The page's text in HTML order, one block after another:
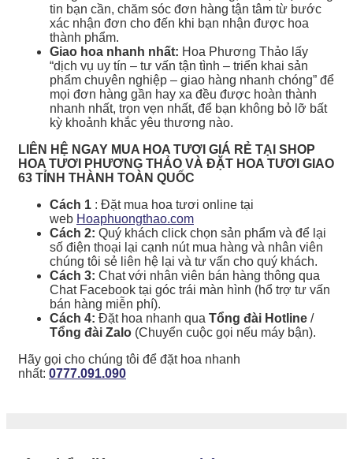
tin bạn cần, chăm sóc đơn hàng tận tâm từ bước
xác nhận đơn cho đến khi bạn nhận được hoa
thành phẩm.
Giao hoa nhanh nhất: Hoa Phương Thảo lấy
“dịch vụ uy tín – tư vấn tận tình – triển khai sản
phẩm chuyên nghiệp – giao hàng nhanh chóng” để
mọi đơn hàng gần hay xa đều được hoàn thành
nhanh nhất, trọn vẹn nhất, để bạn không bỏ lỡ bất
kỳ khoảnh khắc yêu thương nào.
LIÊN HỆ NGAY MUA HOA TƯƠI GIÁ RẺ TẠI SHOP
HOA TƯƠI PHƯƠNG THẢO VÀ ĐẶT HOA TƯƠI GIAO
63 TỈNH THÀNH TOÀN QUỐC
Cách 1 : Đặt mua hoa tươi online tại
web Hoaphuongthao.com
Cách 2: Quý khách click chọn sản phẩm và để lại
số điện thoại lại cạnh nút mua hàng và nhân viên
chúng tôi sẻ liên hệ lại và tư vấn cho quý khách.
Cách 3: Chat với nhân viên bán hàng thông qua
Chat Facebook tại góc trái màn hình (hổ trợ tư vấn
bán hàng miễn phí).
Cách 4: Đặt hoa nhanh qua Tổng đài Hotline /
Tổng đài Zalo (Chuyển cuộc gọi nếu máy bận).
Hãy gọi cho chúng tôi để đặt hoa nhanh
nhất: 0777.091.090